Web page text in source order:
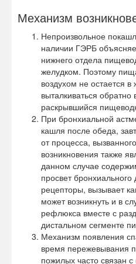
Механизм
Непроизвольное
наличии ГЭРБ
нижнего отдела
желудком. Поэтому
воздухом не остается
выталкиваться
раскрывшийся
При бронхиальной
кашля после обеда,
от процесса,
возникновения также
данном случае
просвет
рецепторы, вызывает
может возникнуть и в
рефлюкса вместе с
дистальном сегменте
Механизм появления
время пережевывания
пожилых часто связан